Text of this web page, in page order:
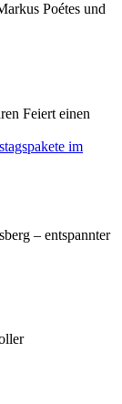
Poétes und
Feiert einen
– entspannter